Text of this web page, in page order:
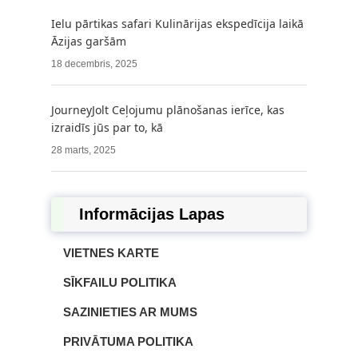
Ielu pārtikas safari Kulinārijas ekspedīcija laikā
Āzijas garšām
18 decembris, 2025
JourneyJolt Ceļojumu plānošanas ierīce, kas
izraidīs jūs par to, kā
28 marts, 2025
Informācijas Lapas
VIETNES KARTE
SĪKFAILU POLITIKA
SAZINIETIES AR MUMS
PRIVĀTUMA POLITIKA